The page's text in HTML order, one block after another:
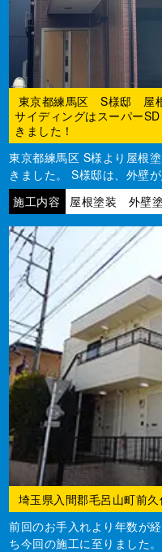
東京都練馬区 S様邸 屋
サイディングはスーパー
きました！
東京都練馬区 S様より屋根
きました。 S様邸は、外壁
施工内容
屋根塗装 外壁
埼玉県入間郡毛呂山町前
前回のお手入れより年数が
ち今回の施工に至りました